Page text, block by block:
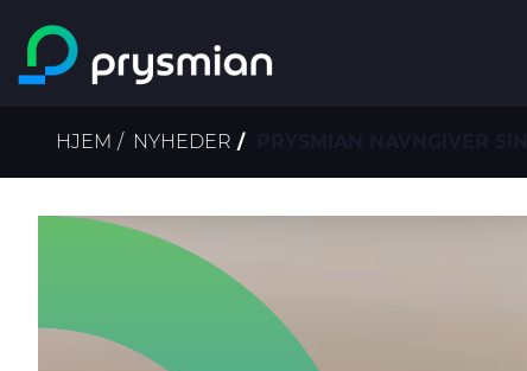
main content
Brødkrumme
HJEM NYHEDER